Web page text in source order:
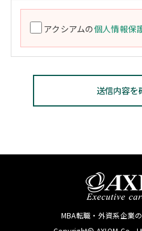
アクシアムの個人情報保
MBA転職・外資系企業